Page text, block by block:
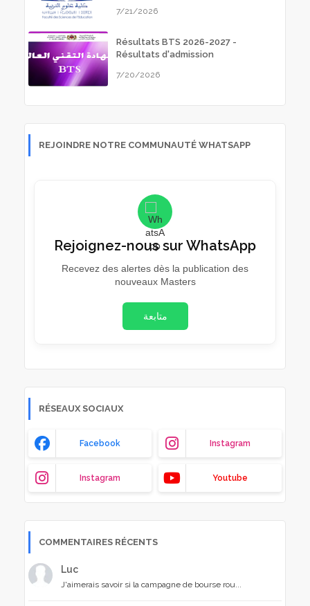
7/21/2026
Résultats BTS 2026-2027 -
Résultats d'admission
7/20/2026
REJOINDRE NOTRE COMMUNAUTÉ WHATSAPP
Rejoignez-nous sur WhatsApp
Recevez des alertes dès la publication des
nouveaux Masters
متابعة
RÉSEAUX SOCIAUX
Facebook Instagram
Instagram Youtube
COMMENTAIRES RÉCENTS
Luc
J'aimerais savoir si la campagne de bourse rou...